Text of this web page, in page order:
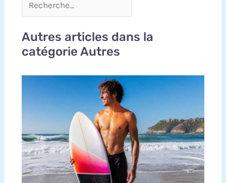
Autres articles dans la
catégorie Autres